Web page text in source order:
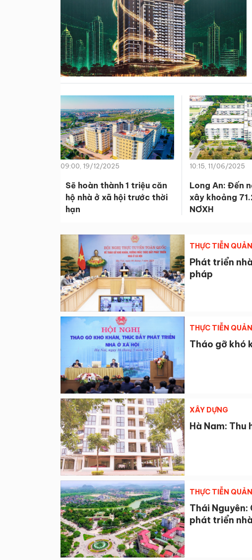
09:00, 19/12/2025
Sẽ hoàn thành 1 triệu căn
hộ nhà ở xã hội trước thời
hạn
10:15, 11/06/2025
Long An: Đến
xây khoảng
NƠXH
THỰC TIỄN
Phát triển
pháp
THỰC TIỄN
Tháo gỡ khó
XÂY DỰNG
Hà Nam: Thu
THỰC TIỄN
Thái
phát triển